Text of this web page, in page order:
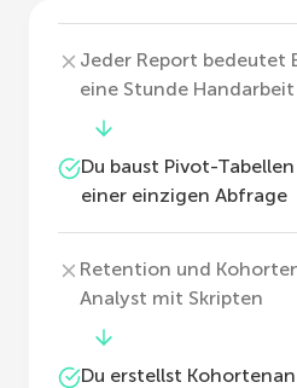
Jeder Report bedeutet
eine Stunde Handarbeit
Du baust Pivot-
einer einzigen Abfrage
Retention und
Analyst mit Skripten
Du erstellst